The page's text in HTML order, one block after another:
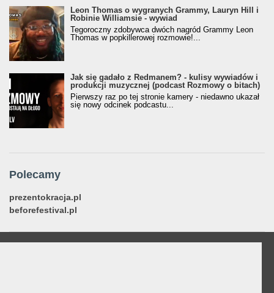
Leon Thomas o wygranych Grammy, Lauryn Hill i
Robinie Williamsie - wywiad
Tegoroczny zdobywca dwóch nagród Grammy Leon
Thomas w popkillerowej rozmowie!...
Jak się gadało z Redmanem? - kulisy wywiadów i
produkcji muzycznej (podcast Rozmowy o bitach)
Pierwszy raz po tej stronie kamery - niedawno ukazał
się nowy odcinek podcastu...
Polecamy
prezentokracja.pl
beforefestival.pl